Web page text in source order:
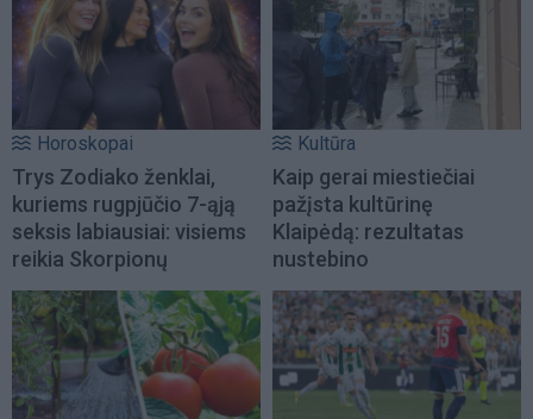
Horoskopai
Trys Zodiako ženklai,
kuriems rugpjūčio 7-ąją
seksis labiausiai: visiems
reikia Skorpionų
Kultūra
Kaip gerai miestiečiai
pažįsta kultūrinę
Klaipėdą: rezultatas
nustebino